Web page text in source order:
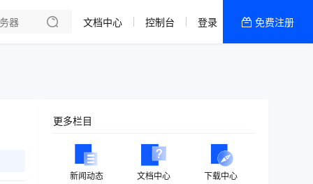
文档中心 控制台 登录 免费注册
更多栏目
新闻动态 文档中心 下载中心